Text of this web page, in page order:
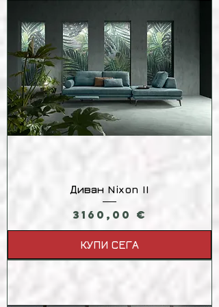
Диван Nixon II
Цена
3160,00 €
КУПИ СЕГА